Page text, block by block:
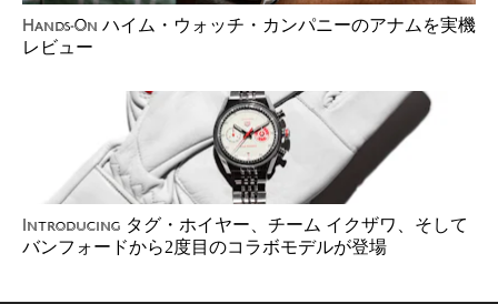
Hands-On ハイム・ウォッチ・カンパニーのアナムを実機
レビュー
Introducing タグ・ホイヤー、チーム イクザワ、そして
バンフォードから2度目のコラボモデルが登場